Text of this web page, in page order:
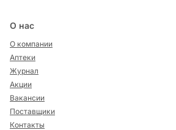
О нас
О компании
Аптеки
Журнал
Акции
Вакансии
Поставщики
Контакты